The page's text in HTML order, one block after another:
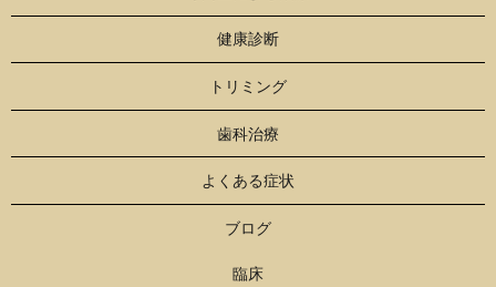
健康診断
トリミング
歯科治療
よくある症状
ブログ
臨床